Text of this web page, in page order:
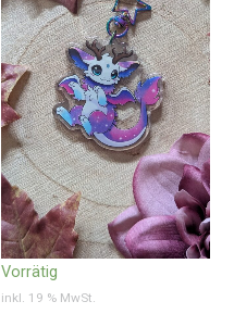
Vorrätig
inkl. 19 % MwSt.